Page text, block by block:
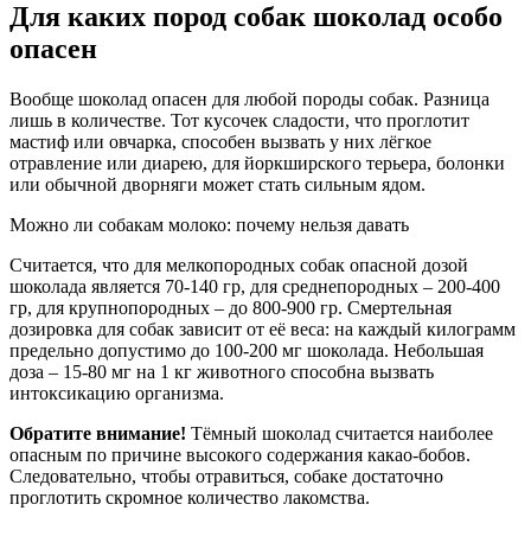
Для каких пород собак шоколад особо
опасен
Вообще шоколад опасен для любой породы собак. Разница
лишь в количестве. Тот кусочек сладости, что проглотит
мастиф или овчарка, способен вызвать у них лёгкое
отравление или диарею, для йоркширского терьера, болонки
или обычной дворняги может стать сильным ядом.
Можно ли собакам молоко: почему нельзя давать
Считается, что для мелкопородных собак опасной дозой
шоколада является 70-140 гр, для среднепородных – 200-400
гр, для крупнопородных – до 800-900 гр. Смертельная
дозировка для собак зависит от её веса: на каждый килограмм
предельно допустимо до 100-200 мг шоколада. Небольшая
доза – 15-80 мг на 1 кг животного способна вызвать
интоксикацию организма.
Обратите внимание! Тёмный шоколад считается наиболее
опасным по причине высокого содержания какао-бобов.
Следовательно, чтобы отравиться, собаке достаточно
проглотить скромное количество лакомства.